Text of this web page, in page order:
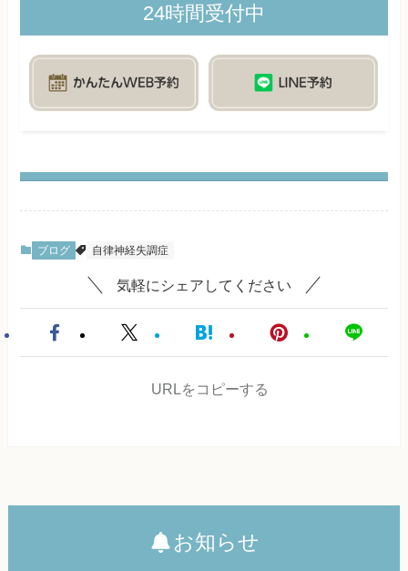
24時間受付中
ブログ 自律神経失調症
気軽にシェアしてください
URLをコピーする
お知らせ